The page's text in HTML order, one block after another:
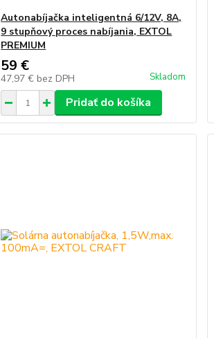
Autonabíjačka inteligentná 6/12V, 8A,
9 stupňový proces nabíjania, EXTOL
PREMIUM
59 €
47,97 € bez DPH Skladom
Pridať do košíka